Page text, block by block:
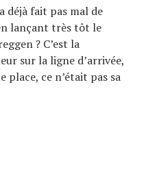
déjà fait pas mal de
lançant très tôt le
? C’est la
sur la ligne d’arrivée,
place, ce n’était pas sa